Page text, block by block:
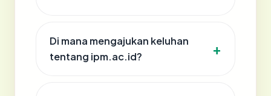
Di mana mengajukan keluhan
tentang ipm.ac.id?